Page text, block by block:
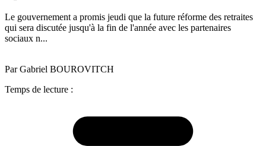
Le gouvernement a promis jeudi que la future réforme des retraites
qui sera discutée jusqu'à la fin de l'année avec les partenaires
sociaux n...
Par Gabriel BOUROVITCH
Temps de lecture :